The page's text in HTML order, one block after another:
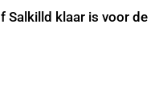
Salkilld klaar is voor de